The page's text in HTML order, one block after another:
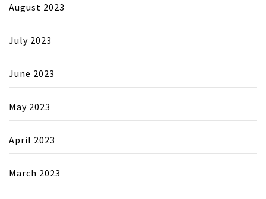
August 2023
July 2023
June 2023
May 2023
April 2023
March 2023